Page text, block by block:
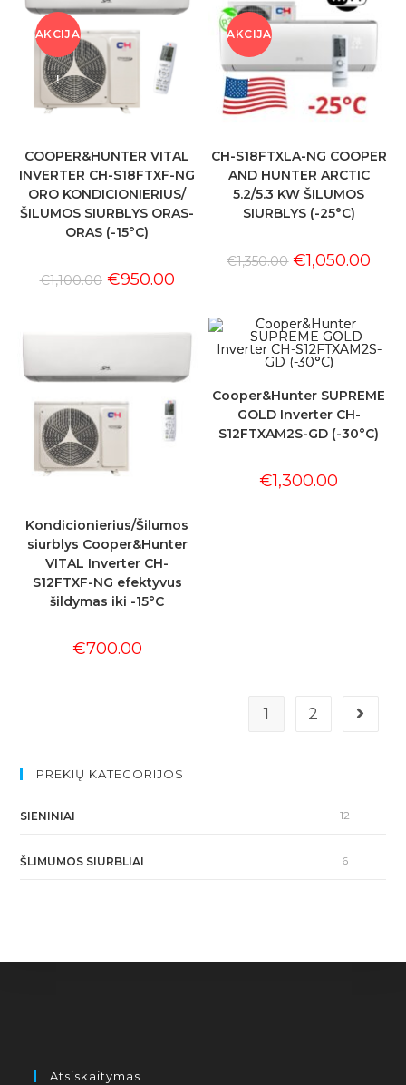
AKCIJA
!
COOPER&HUNTER VITAL
INVERTER CH-S18FTXF-NG
ORO KONDICIONIERIUS/
ŠILUMOS SIURBLYS ORAS-
ORAS (-15°C)
€1,100.00 €950.00
AKCIJA
!
CH-S18FTXLA-NG COOPER
AND HUNTER ARCTIC
5.2/5.3 KW ŠILUMOS
SIURBLYS (-25°C)
€1,350.00 €1,050.00
Kondicionierius/Šilumos
siurblys Cooper&Hunter
VITAL Inverter CH-
S12FTXF-NG efektyvus
šildymas iki -15°C
€700.00
Cooper&Hunter SUPREME
GOLD Inverter CH-
S12FTXAM2S-GD (-30°C)
€1,300.00
1 2
PREKIŲ KATEGORIJOS
SIENINIAI 12
ŠLIMUMOS SIURBLIAI 6
Atsiskaitymas